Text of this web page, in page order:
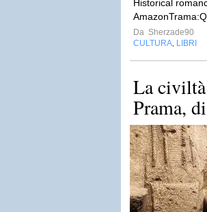
Historical
Da Sherzade90
CULTURA LIBRI
La civiltà
Prama,